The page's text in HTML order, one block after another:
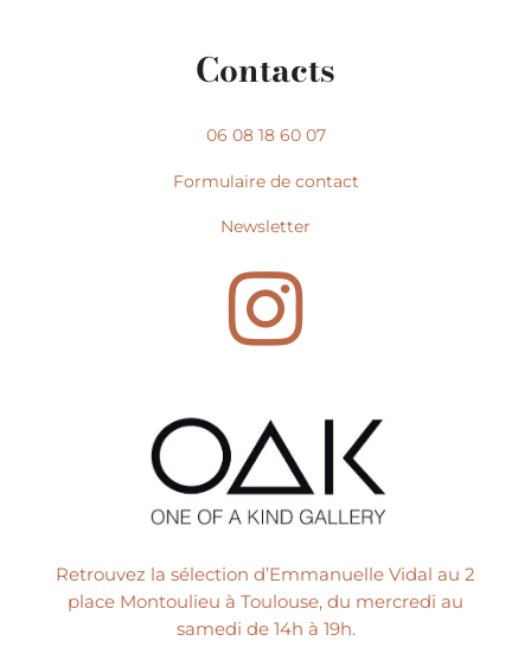
Contacts
06 08 18 60 07
Formulaire de contact
Newsletter
I
s
t
a
Retrouvez la sélection d’Emmanuelle Vidal au 2
place Montoulieu à Toulouse, du mercredi au
samedi de 14h à 19h.